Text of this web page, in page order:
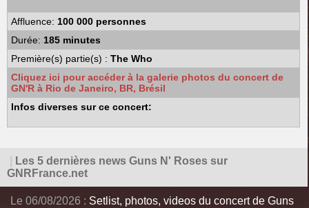
Affluence: 100 000 personnes
Durée: 185 minutes
Première(s) partie(s) :The Who
Cliquez ici pour accéder à la galerie photos du concert de
GN'R à Rio de Janeiro, BR, Brésil
Infos diverses sur ce concert:
Les 5 dernières news Guns N' Roses sur
GNRFrance.net
Le 06/08/2026 : Setlist, photos, videos du concert de Guns